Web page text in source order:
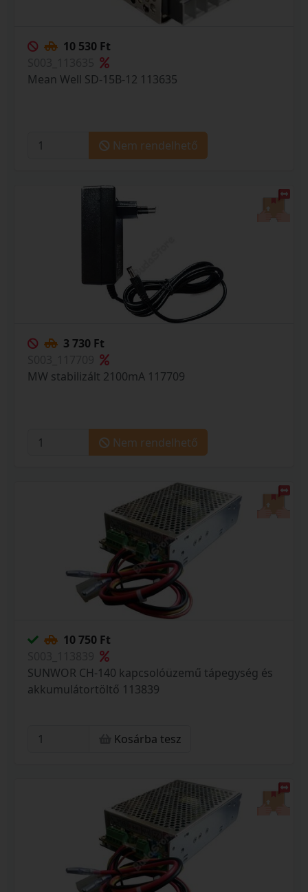
10 530 Ft
Mean Well SD-15B-12 113635
Nem rendelhető
3 730 Ft
MW stabilizált 2100mA 117709
Nem rendelhető
10 750 Ft
SUNWOR CH-140 kapcsolóüzemű tápegység és
akkumulátortöltő 113839
Kosárba tesz